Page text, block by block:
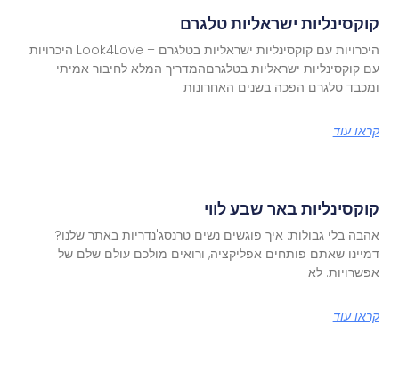
קוקסינליות ישראליות טלגרם
היכרויות עם קוקסינליות ישראליות בטלגרם – Look4Love היכרויות
עם קוקסינליות ישראליות בטלגרםהמדריך המלא לחיבור אמיתי
ומכבד טלגרם הפכה בשנים האחרונות
קראו עוד
קוקסינליות באר שבע לווי
אהבה בלי גבולות: איך פוגשים נשים טרנסג'נדריות באתר שלנו?
דמיינו שאתם פותחים אפליקציה, ורואים מולכם עולם שלם של
אפשרויות. לא
קראו עוד